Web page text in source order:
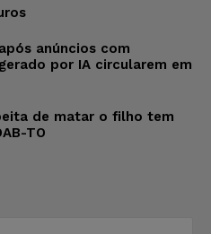
anúncios com
por IA circularem em
de matar o filho tem
TO